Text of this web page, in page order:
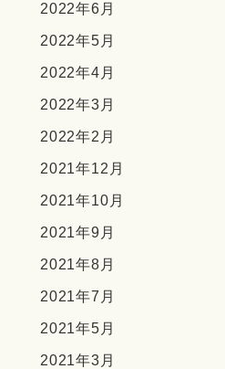
2022年6月
2022年5月
2022年4月
2022年3月
2022年2月
2021年12月
2021年10月
2021年9月
2021年8月
2021年7月
2021年5月
2021年3月